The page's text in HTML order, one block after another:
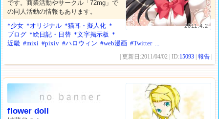
2011.4.2
です。商業活動やサークル「72mg」で
の同人活動の情報もあります。
*少女 *オリジナル *猫耳・擬人化 *
ブログ *絵日記・日替 *文字掲示板 *
近畿 #mixi #pixiv #ハロウィン #web漫画 #Twitter ...
| 更新日:2011/04/02 | ID:15093 |報告
flower doll